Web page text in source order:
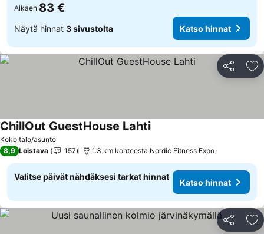
Alkaen 83 €
Näytä hinnat 3 sivustolta Katso hinnat
Jaa
Koko talo/asunto
ChillOut GuestHouse Lahti
8,9 Loistava 157 1.3 km kohteesta Nordic Fitness Expo
Valitse päivät nähdäksesi tarkat hinnat
Katso hinnat
Jaa